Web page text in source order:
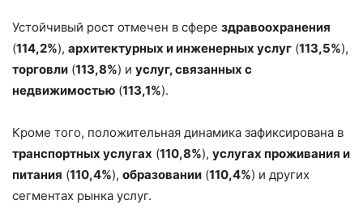
Устойчивый рост отмечен в сфере здравоохранения
(114,2%), архитектурных и инженерных услуг (113,5%),
торговли (113,8%) и услуг, связанных с
недвижимостью (113,1%).
Кроме того, положительная динамика зафиксирована в
транспортных услугах (110,8%), услугах проживания и
питания (110,4%), образовании (110,4%) и других
сегментах рынка услуг.